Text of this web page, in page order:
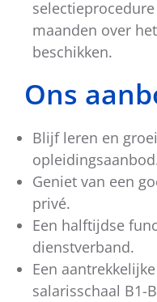
maanden over
beschikken.
Ons
Blijf leren en
Geniet van een
privé.
Een halftijdse
dienstverband.
Een
salarisschaal B1-